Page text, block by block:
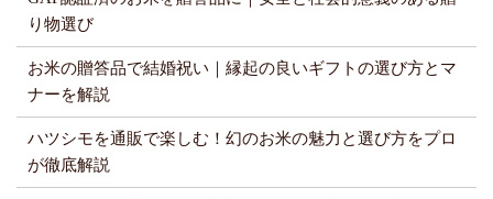
り物選び
お米の贈答品で結婚祝い｜縁起の良いギフトの選び方とマ
ナーを解説
ハツシモを通販で楽しむ！幻のお米の魅力と選び方をプロ
が徹底解説